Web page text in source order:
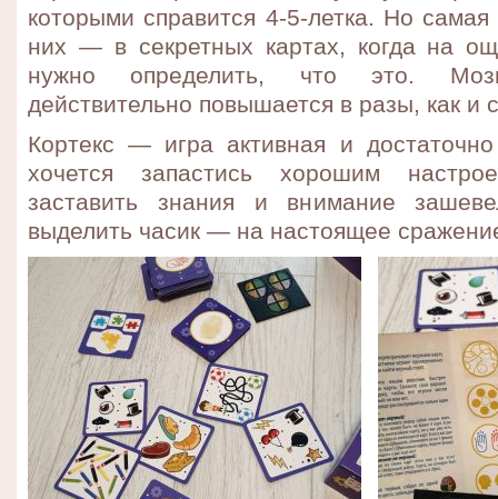
которыми справится 4-5-летка. Но
них — в секретных картах, когда на
нужно определить, что это.
действительно повышается в разы, как и
Кортекс — игра активная и
хочется запастись хорошим
заставить знания и внимание
выделить часик — на настоящее